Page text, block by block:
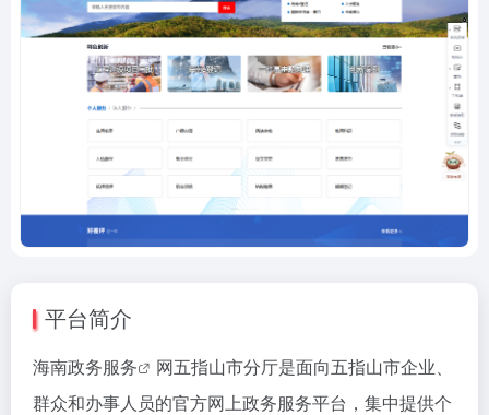
平台简介
海南政务服务
网五指山市分厅是面向五指山市企业、
群众和办事人员的官方网上政务服务平台，集中提供个